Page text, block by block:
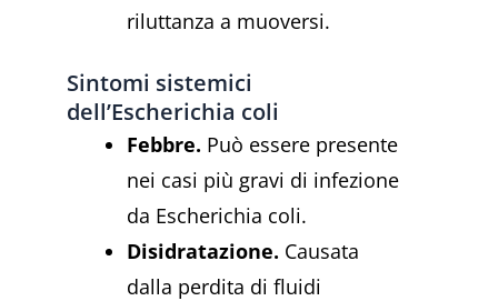
riluttanza a muoversi.
Sintomi sistemici
dell’Escherichia coli
Febbre. Può essere presente
nei casi più gravi di infezione
da Escherichia coli.
Disidratazione. Causata
dalla perdita di fluidi